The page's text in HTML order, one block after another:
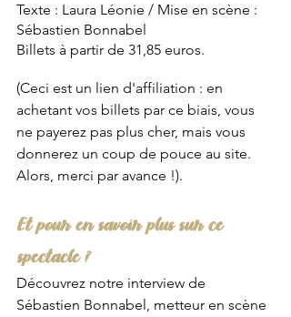
Texte : Laura Léonie / Mise en scène :
Sébastien Bonnabel
Billets à partir de 31,85 euros.
(Ceci est un lien d'affiliation : en
achetant vos billets par ce biais, vous
ne payerez pas plus cher, mais vous
donnerez un coup de pouce au site.
Alors, merci par avance !).
Et pour en savoir plus sur ce
spectacle ?
Découvrez notre interview de
Sébastien Bonnabel, metteur en scène